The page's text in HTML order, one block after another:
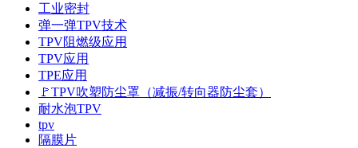
工业密封
弹一弹TPV技术
TPV阻燃级应用
TPV应用
TPE应用
🚩TPV吹塑防尘罩（减振/转向器防尘套）
耐水泡TPV
tpv
隔膜片